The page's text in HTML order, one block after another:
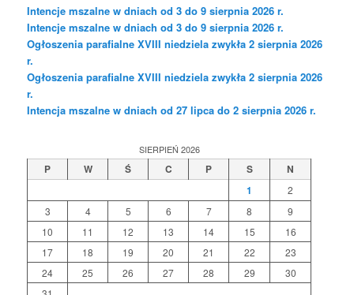
Intencje mszalne w dniach od 3 do 9 sierpnia 2026 r.
Intencje mszalne w dniach od 3 do 9 sierpnia 2026 r.
Ogłoszenia parafialne XVIII niedziela zwykła 2 sierpnia 2026
r.
Ogłoszenia parafialne XVIII niedziela zwykła 2 sierpnia 2026
r.
Intencja mszalne w dniach od 27 lipca do 2 sierpnia 2026 r.
SIERPIEŃ 2026
P W Ś C P S
N
1
2
3
4 5 6 7 8
9
10
11 12 13 14 15
16
17
18 19 20 21 22
23
24
25 26 27 28 29
30